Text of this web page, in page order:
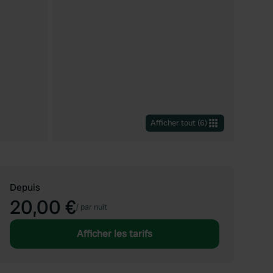
Afficher tout (6)
Depuis
20,00 €/ par nuit
Afficher les tarifs